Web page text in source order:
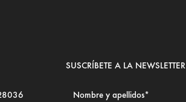
SUSCRÍBETE A LA NEWSLETTER